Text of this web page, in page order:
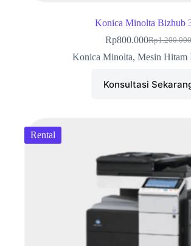
Konica Minolta Bizhub
Rp1.200.000
Rp800.000
Konica Minolta, Mesin Hitam
Konsultasi
Rental